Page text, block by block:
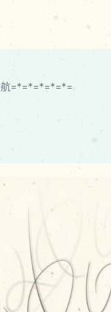
=*=*=*=*=*=